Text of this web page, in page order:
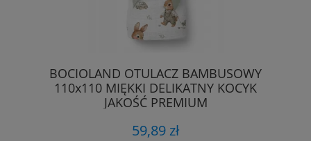
BOCIOLAND OTULACZ BAMBUSOWY
110x110 MIĘKKI DELIKATNY KOCYK
JAKOŚĆ PREMIUM
59,89 zł